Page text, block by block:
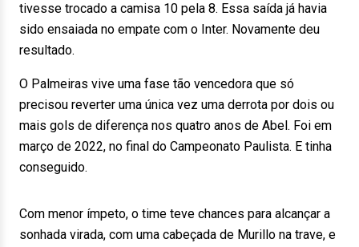
tivesse trocado a camisa 10 pela 8. Essa saída já havia
sido ensaiada no empate com o Inter. Novamente deu
resultado.
O Palmeiras vive uma fase tão vencedora que só
precisou reverter uma única vez uma derrota por dois ou
mais gols de diferença nos quatro anos de Abel. Foi em
março de 2022, no final do Campeonato Paulista. E tinha
conseguido.
Com menor ímpeto, o time teve chances para alcançar a
sonhada virada, com uma cabeçada de Murillo na trave, e